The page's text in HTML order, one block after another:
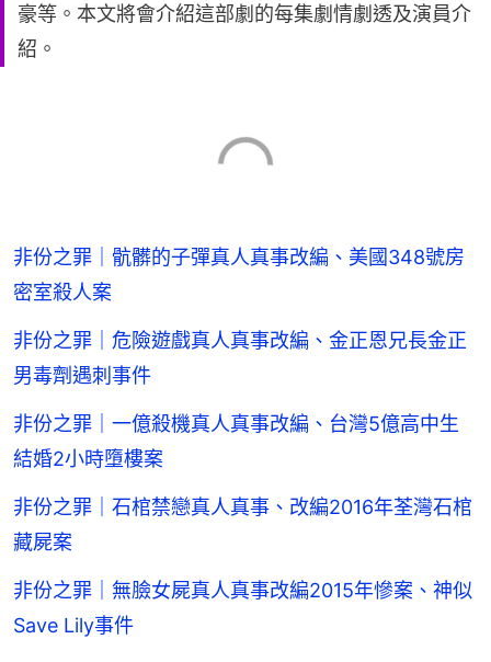
豪等。本文將會介紹這部劇的每集劇情劇透及演員介
紹。
非份之罪｜骯髒的子彈真人真事改編、美國348號房
密室殺人案
非份之罪｜危險遊戲真人真事改編、金正恩兄長金正
男毒劑遇刺事件
非份之罪｜一億殺機真人真事改編、台灣5億高中生
結婚2小時墮樓案
非份之罪｜石棺禁戀真人真事、改編2016年荃灣石棺
藏屍案
非份之罪｜無臉女屍真人真事改編2015年慘案、神似
Save Lily事件